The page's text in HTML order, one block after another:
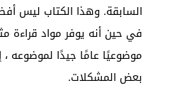
السابقة. وهذا الكتاب ليس
في حين أنه يوفر مواد قراءة
موضوعيًا عامًا جيدًا لموضوعه ،
بعض المشكلات.